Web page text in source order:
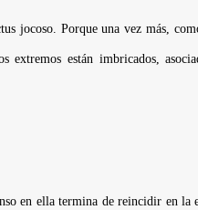
jocoso. Porque una vez más,
extremos están imbricados,
en ellatermina de reincidir en la